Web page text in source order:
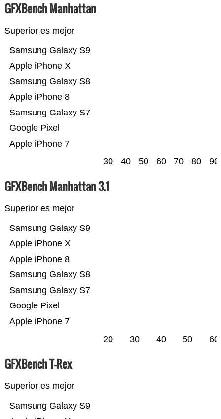
GFXBench Manhattan
Superior es mejor
Apple iPhone 7
Google Pixel
Samsung Galaxy S7
Apple iPhone 8
Samsung Galaxy S8
Apple iPhone X
Samsung Galaxy S9
30 40 50 60 70 80 90
GFXBench Manhattan 3.1
Superior es mejor
Apple iPhone 7
Google Pixel
Samsung Galaxy S7
Samsung Galaxy S8
Apple iPhone 8
Apple iPhone X
Samsung Galaxy S9
20 30 40 50 60
GFXBench T-Rex
Superior es mejor
Samsung Galaxy S9